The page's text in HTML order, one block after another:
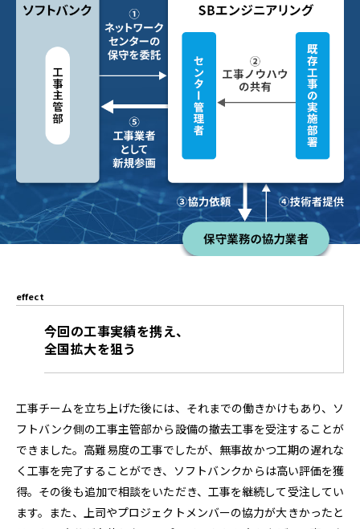
effect
今回の工事実績を携え、
全国拡大を狙う
工事チームを立ち上げた後には、それまでの働きかけもあり、ソ
フトバンク側の工事主管部から設備の撤去工事を受注することが
できました。高難易度の工事でしたが、無事故かつ工期の遅れな
く工事を完了することができ、ソフトバンクからは高い評価を獲
得。その後も追加で相談をいただき、工事を継続して受注してい
ます。また、上司やプロジェクトメンバーの協力が大きかったと